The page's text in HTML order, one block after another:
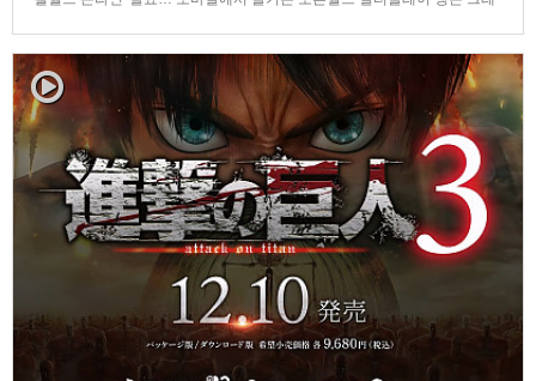
인Pocketpair의 정식 라이선스를 받아, 글로벌 히트작 '팰월드(Palworld)'를
기반으로 한…